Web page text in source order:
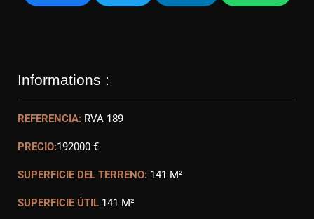
Informations :
REFERENCIA: RVA 189
PRECIO:192000 €
SUPERFICIE DEL TERRENO: 141 M²
SUPERFICIE ÚTIL 141 M²